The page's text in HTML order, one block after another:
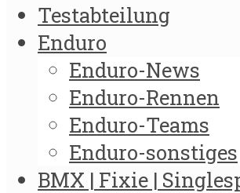
Testabteilung
Enduro
Enduro-News
Enduro-Rennen
Enduro-Teams
Enduro-sonstiges
BMX | Fixie |